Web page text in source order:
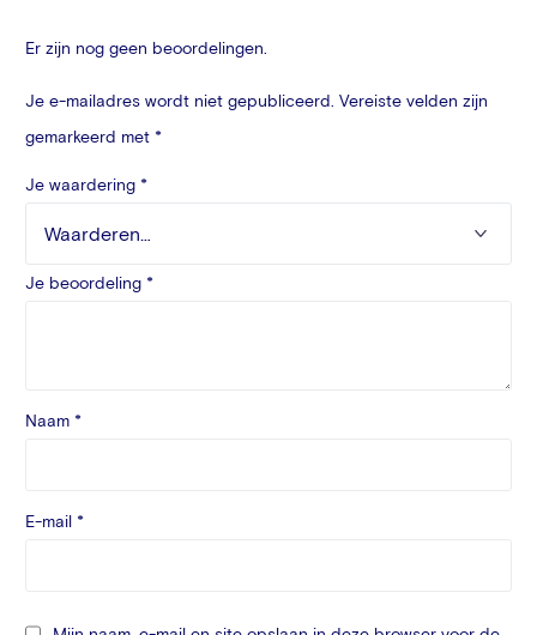
Er zijn nog geen beoordelingen.
Je e-mailadres wordt niet gepubliceerd. Vereiste velden zijn
gemarkeerd met *
Je waardering *
Je beoordeling *
Naam *
E-mail *